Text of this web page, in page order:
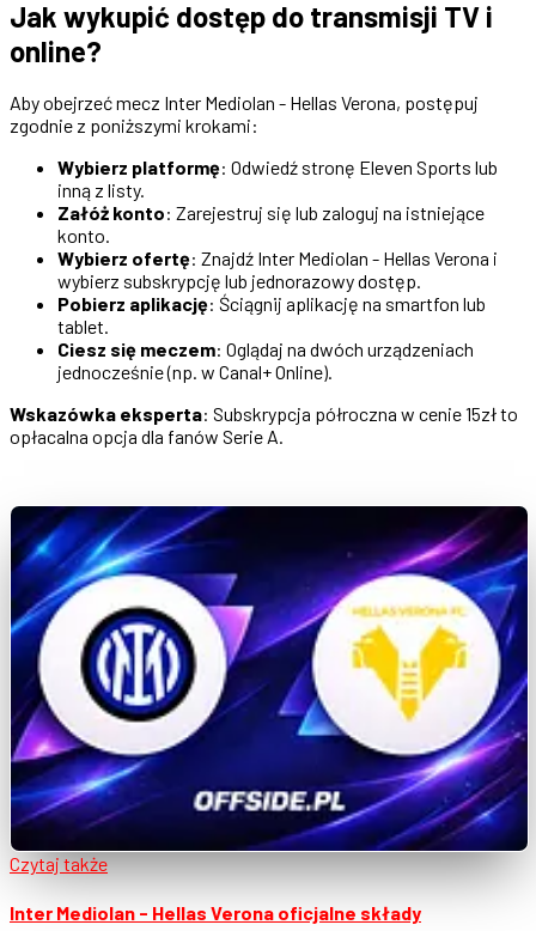
Jak wykupić dostęp do transmisji TV i
online?
Aby obejrzeć mecz Inter Mediolan - Hellas Verona, postępuj
zgodnie z poniższymi krokami:
Wybierz platformę: Odwiedź stronę Eleven Sports lub
inną z listy.
Załóż konto: Zarejestruj się lub zaloguj na istniejące
konto.
Wybierz ofertę: Znajdź Inter Mediolan - Hellas Verona i
wybierz subskrypcję lub jednorazowy dostęp.
Pobierz aplikację: Ściągnij aplikację na smartfon lub
tablet.
Ciesz się meczem: Oglądaj na dwóch urządzeniach
jednocześnie (np. w Canal+ Online).
Wskazówka eksperta: Subskrypcja półroczna w cenie 15zł to
opłacalna opcja dla fanów Serie A.
Czytaj także
Inter Mediolan - Hellas Verona oficjalne składy